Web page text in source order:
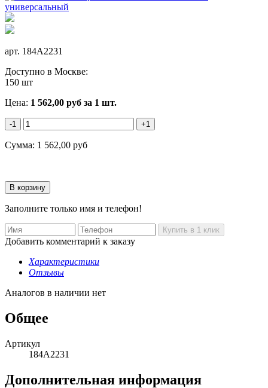
арт. 184A2231
Доступно в Москве:
150 шт
Цена: 1 562,00 руб за 1 шт.
-1 +1
Сумма: 1 562,00 руб
Заполните только имя и телефон!
Добавить комментарий к заказу
Характеристики
Отзывы
Аналогов в наличии нет
Общее
Артикул
184A2231
Дополнительная информация